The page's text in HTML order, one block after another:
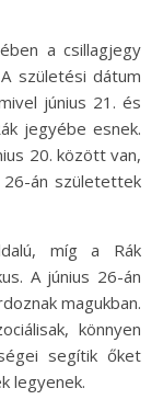
a csillagjegy
születési dátum
június 21. és
jegyébe esnek.
20. között van,
án születettek
míg a Rák
A június 26-án
magukban.
könnyen
segítik őket
legyenek.